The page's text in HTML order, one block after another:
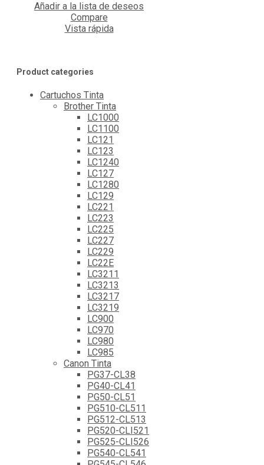
Añadir a la lista de deseos
Compare
Vista rápida
Product categories
Cartuchos Tinta
Brother Tinta
LC1000
LC1100
LC121
LC123
LC1240
LC127
LC1280
LC129
LC221
LC223
LC225
LC227
LC229
LC22E
LC3211
LC3213
LC3217
LC3219
LC900
LC970
LC980
LC985
Canon Tinta
PG37-CL38
PG40-CL41
PG50-CL51
PG510-CL511
PG512-CL513
PG520-CLI521
PG525-CLI526
PG540-CL541